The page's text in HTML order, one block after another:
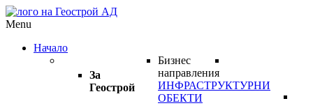
Menu
Начало
За
Геострой
Бизнес
направления
ИНФРАСТРУКТУРНИ
ОБЕКТИ